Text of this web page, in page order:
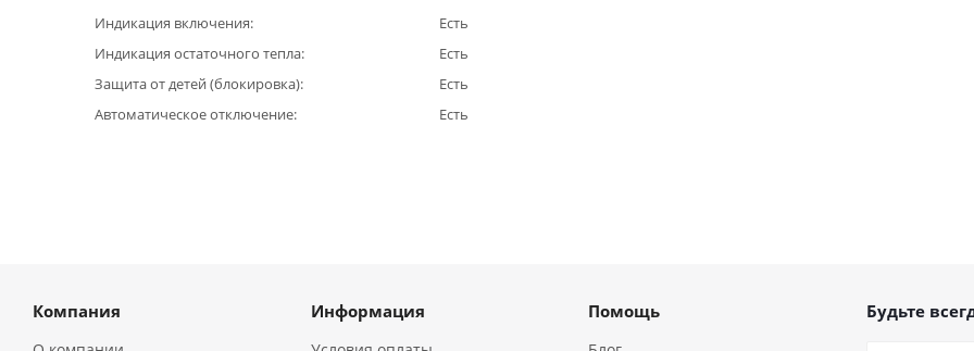
Индикация включения
Есть
Индикация остаточного тепла
Есть
Защита от детей (блокировка)
Есть
Автоматическое отключение
Есть
Компания Информация Помощь Будьте